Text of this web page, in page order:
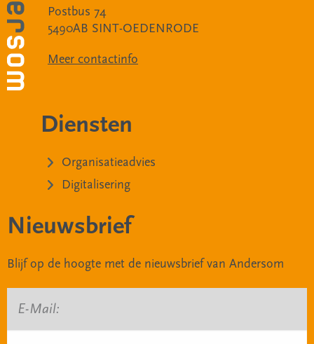
Postbus 74
5490AB SINT-OEDENRODE
Meer contactinfo
Diensten
Organisatieadvies
Digitalisering
Nieuwsbrief
Blijf op de hoogte met de nieuwsbrief van Andersom
E-Mail: